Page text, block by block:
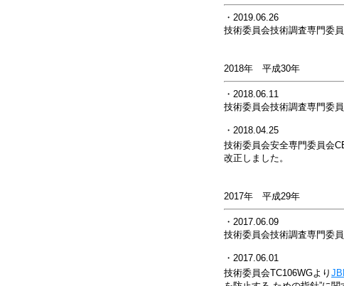
・2019.06.26
技術委員会技術調査専門委
2018年 平成30年
・2018.06.11
技術委員会技術調査専門委
・2018.04.25
技術委員会安全専門委員会
改正しました。
2017年 平成29年
・2017.06.09
技術委員会技術調査専門委
・2017.06.01
技術委員会TC106WGより